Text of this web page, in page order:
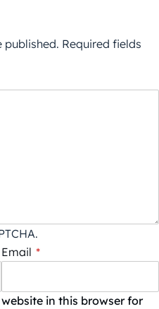
published. Required fields
Email *
in this browser for